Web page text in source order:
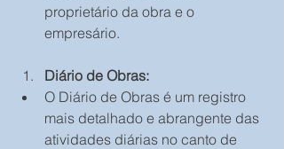
proprietário da obra e o
empresário.
Diário de Obras:
O Diário de Obras é um registro
mais detalhado e abrangente das
atividades diárias no canto de